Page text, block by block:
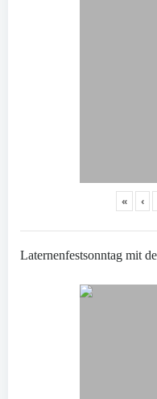
« ‹
Laternenfestsonntag mit